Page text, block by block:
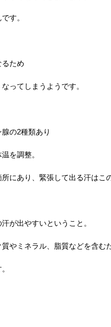
す。
るため
ってしまうようです。
の2種類あり
を調整。
にあり、緊張して出る汗はこ
が出やすいということ。
やミネラル、脂質などを含む